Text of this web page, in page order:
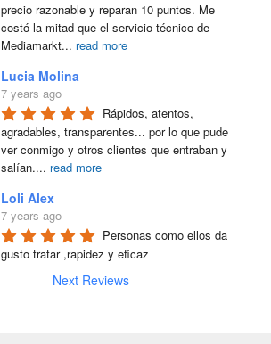
precio razonable y reparan 10 puntos. Me
costó la mitad que el servicio técnico de
Mediamarkt... read more
Lucia Molina
7 years ago
Rápidos, atentos,
agradables, transparentes... por lo que pude
ver conmigo y otros clientes que entraban y
salían.... read more
Loli Alex
7 years ago
Personas como ellos da
gusto tratar ,rapidez y eficaz
Next Reviews